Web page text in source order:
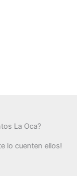
La Oca?
lo cuenten ellos!